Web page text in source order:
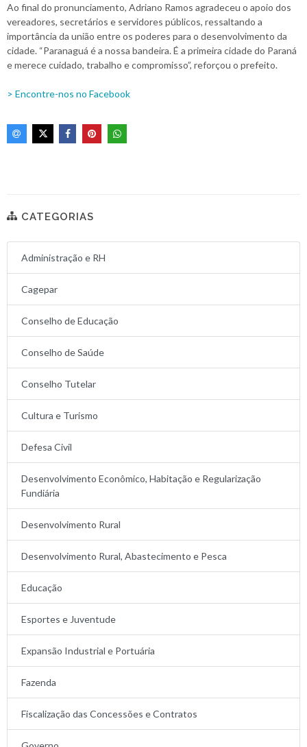
Ao final do pronunciamento, Adriano Ramos agradeceu o apoio dos
vereadores, secretários e servidores públicos, ressaltando a
importância da união entre os poderes para o desenvolvimento da
cidade. “Paranaguá é a nossa bandeira. É a primeira cidade do Paraná
e merece cuidado, trabalho e compromisso”, reforçou o prefeito.
> Encontre-nos no Facebook
CATEGORIAS
Administração e RH
Cagepar
Conselho de Educação
Conselho de Saúde
Conselho Tutelar
Cultura e Turismo
Defesa Civil
Desenvolvimento Econômico, Habitação e Regularização
Fundiária
Desenvolvimento Rural
Desenvolvimento Rural, Abastecimento e Pesca
Educação
Esportes e Juventude
Expansão Industrial e Portuária
Fazenda
Fiscalização das Concessões e Contratos